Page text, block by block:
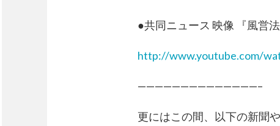
●共同ニュース 映像 『風営
http://www.youtube.com/
——————————————–
更にはこの間、以下の新聞